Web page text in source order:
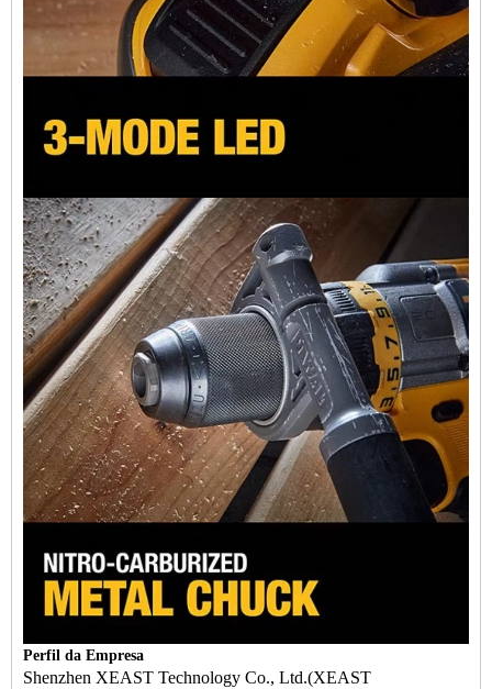
Perfil da Empresa
Shenzhen XEAST Technology Co., Ltd.(XEAST